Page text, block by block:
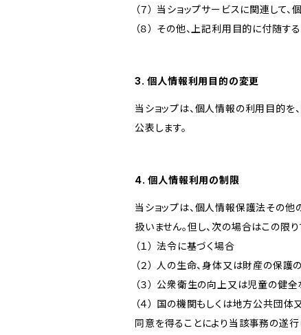
（７） 当ショップサービスに関連し
（８） その他、上記利用目的に付随す
3. 個人情報利用目的の変更
当ショップは、個人情報の利用目的
公表します。
4. 個人情報利用の制限
当ショップは、個人情報保護法その
扱いません。但し、次の場合はこの限り
（１） 法令に基づく場合
（２） 人の生命、身体又は財産の保
（３） 公衆衛生の向上又は児童の健
（４） 国の機関もしくは地方公共団
同意を得ることにより当該事務の遂